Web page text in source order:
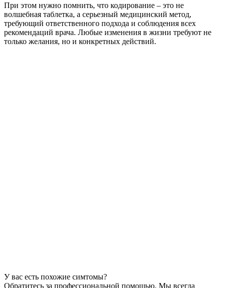
При этом нужно помнить, что кодирование – это не
волшебная таблетка, а серьезный медицинский метод,
требующий ответственного подхода и соблюдения всех
рекомендаций врача. Любые изменения в жизни требуют не
только желания, но и конкретных действий.
У вас есть похожие симтомы?
Обратитесь за профессиональной помощью. Мы всегда